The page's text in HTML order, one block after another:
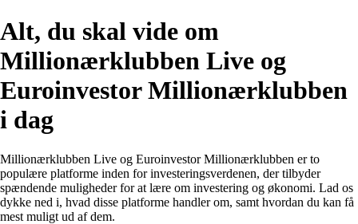
Alt, du skal vide om
Millionærklubben Live og
Euroinvestor Millionærklubben
i dag
Millionærklubben Live og Euroinvestor Millionærklubben er to
populære platforme inden for investeringsverdenen, der tilbyder
spændende muligheder for at lære om investering og økonomi. Lad os
dykke ned i, hvad disse platforme handler om, samt hvordan du kan få
mest muligt ud af dem.